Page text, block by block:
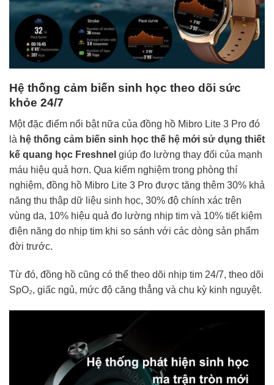
Hệ thống cảm biến sinh học theo dõi sức
khỏe 24/7
Một đặc điểm nổi bật nữa của đồng hồ Mibro Lite 3 Pro đó
là hệ thống cảm biến sinh học thế hệ mới sử dụng thiết
kế quang học Freshnel giúp đo lường thay đổi của mạnh
máu hiệu quả hơn. Qua kiểm nghiệm trong phòng thí
nghiệm, đồng hồ Mibro Lite 3 Pro được tăng thêm 30% khả
năng thu thập dữ liệu sinh học, 30% độ chính xác trên
vùng da, 10% hiệu quả đo lường nhịp tim và 10% tiết kiệm
điện năng do nhịp tim khi so sánh với các dòng sản phẩm
đời trước.
Từ đó, đồng hồ cũng có thể theo dõi nhịp tim 24/7, theo dõi
SpO₂, giấc ngủ, mức độ căng thẳng và chu kỳ kinh nguyệt.